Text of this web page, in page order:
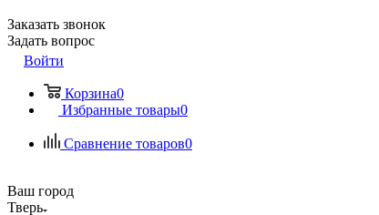
Заказать звонок
Задать вопрос
Войти
Корзина0
Избранные товары0
Сравнение товаров0
Ваш город
Тверь